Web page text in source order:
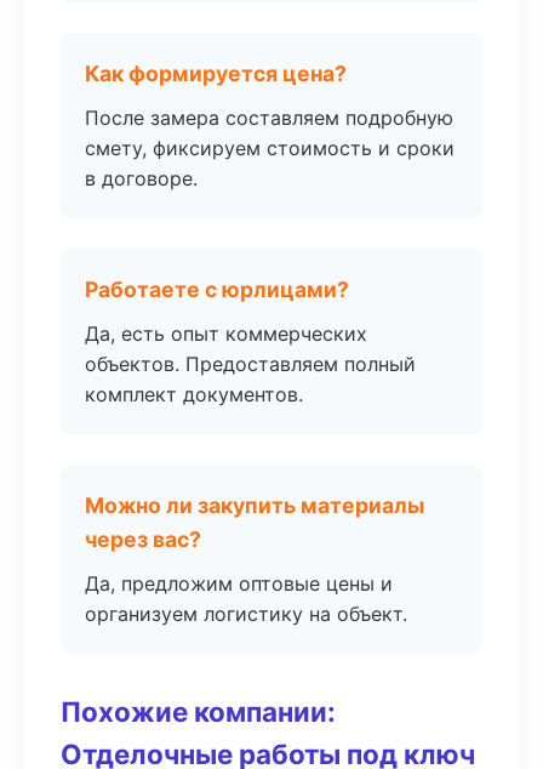
Как формируется цена?
После замера составляем подробную
смету, фиксируем стоимость и сроки
в договоре.
Работаете с юрлицами?
Да, есть опыт коммерческих
объектов. Предоставляем полный
комплект документов.
Можно ли закупить материалы
через вас?
Да, предложим оптовые цены и
организуем логистику на объект.
Похожие компании:
Отделочные работы под ключ